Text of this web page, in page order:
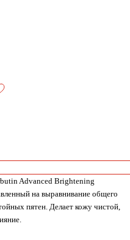
Advanced Brightening
на выравнивание общего
пятен. Делает кожу чистой,